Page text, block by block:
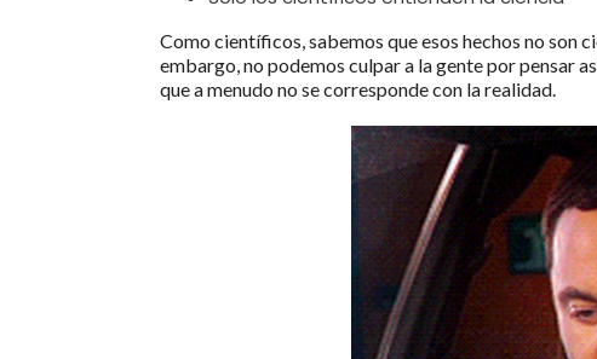
Como científicos, sabemos que esos hechos no son
embargo, no podemos culpar a la gente por pensar
que a menudo no se corresponde con la realidad.